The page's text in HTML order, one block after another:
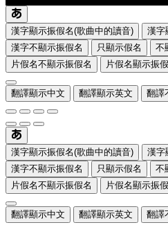
漢字顯示振假名(歌曲中的讀音)
漢字
漢字不顯示振假名
只顯示假名
不
片假名不顯示振假名
片假名顯示振
翻譯顯示中文 翻譯顯示英文 翻譯
漢字顯示振假名(歌曲中的讀音)
漢字
漢字不顯示振假名
只顯示假名
不
片假名不顯示振假名
片假名顯示振
翻譯顯示中文 翻譯顯示英文 翻譯